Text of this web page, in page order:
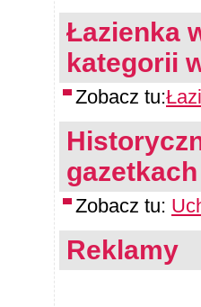
Łazienka
kategorii
Zobacz tu:
Zobacz tu:
Reklamy